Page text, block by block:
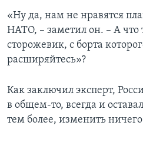
«Ну да, нам не нравятся
НАТО, – заметил он. – А что
сторожевик, с борта
расширяйтесь»?
Как заключил эксперт,
в общем-то, всегда и
тем более, изменить